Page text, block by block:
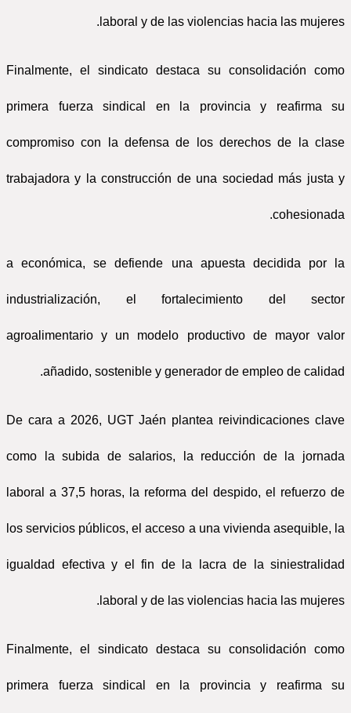
laboral y de las violencias hacia las mujeres.
Finalmente, el sindicato destaca su consolidación como
primera fuerza sindical en la provincia y reafirma su
compromiso con la defensa de los derechos de la clase
trabajadora y la construcción de una sociedad más justa y
cohesionada.
a económica, se defiende una apuesta decidida por la
industrialización, el fortalecimiento del sector
agroalimentario y un modelo productivo de mayor valor
añadido, sostenible y generador de empleo de calidad.
De cara a 2026, UGT Jaén plantea reivindicaciones clave
como la subida de salarios, la reducción de la jornada
laboral a 37,5 horas, la reforma del despido, el refuerzo de
los servicios públicos, el acceso a una vivienda asequible, la
igualdad efectiva y el fin de la lacra de la siniestralidad
laboral y de las violencias hacia las mujeres.
Finalmente, el sindicato destaca su consolidación como
primera fuerza sindical en la provincia y reafirma su